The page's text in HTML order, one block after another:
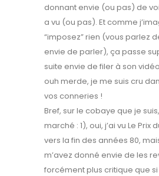
donnant envie (ou pas) de
a vu (ou pas). Et comme
“imposez” rien (vous parlez
envie de parler), ça passe
suite envie de filer à son
ouh merde, je me suis cru
vos conneries !
Bref, sur le cobaye que je
marché : 1), oui, j’ai vu Le Prix
vers la fin des années 80,
m’avez donné envie de les
forcément plus critique que